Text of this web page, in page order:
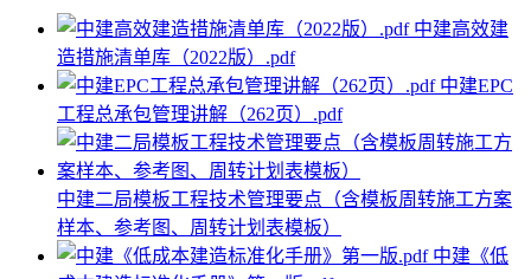
中建高效建
造措施清单库（2022版）.pdf
中建EPC
工程总承包管理讲解（262页）.pdf
中建二局模板工程技术管理要点（含模板周转施工方案
样本、参考图、周转计划表模板）
中建《低